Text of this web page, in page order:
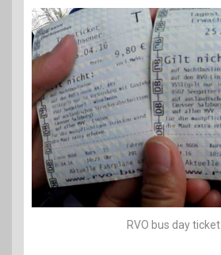
RVO bus day ticket